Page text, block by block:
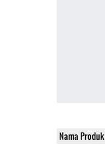
Nama Produk